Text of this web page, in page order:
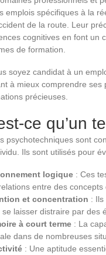
emplois spécifiques à la
de la route. Leur
cognitives en font un
de formation.
soyez candidat à un
à mieux comprendre ses
précieuses.
ce qu’un
psychotechniques sont
Ils sont utilisés pour
logique : Ces
entre des
et concentration : Ils
se laisser distraire par des
à court terme : La
dans de nombreuses
: Une aptitude